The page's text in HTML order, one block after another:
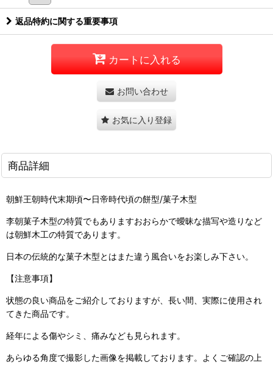
返品特約に関する重要事項
カートに入れる
お問い合わせ
お気に入り登録
商品詳細
朝鮮王朝時代末期頃〜日帝時代頃の餅型/菓子木型
李朝菓子木型の特質でもありますおおらかで曖昧な描写や造りなど
は朝鮮木工の特質であります。
日本の伝統的な菓子木型とはまた違う風合いをお楽しみ下さい。
【注意事項】
状態の良い商品をご紹介しておりますが、長い間、実際に使用され
てきた商品です。
経年による傷やシミ、痛みなども見られます。
あらゆる角度で撮影した画像を掲載しております。よくご確認の上